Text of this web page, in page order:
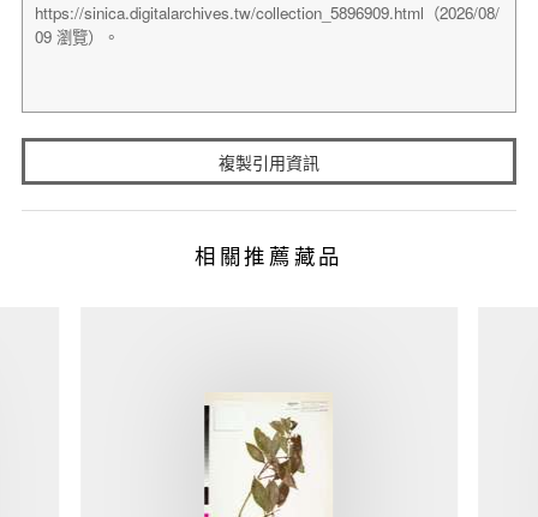
複製引用資訊
相關推薦藏品